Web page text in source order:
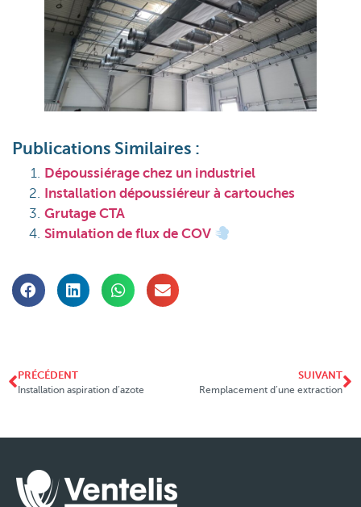
Publications Similaires :
Dépoussiérage chez un industriel
Installation dépoussiéreur à cartouches
Grutage CTA
Simulation de flux de COV
PRÉCÉDENT
Installation aspiration d’azote
SUIVANT
Remplacement d’une extraction